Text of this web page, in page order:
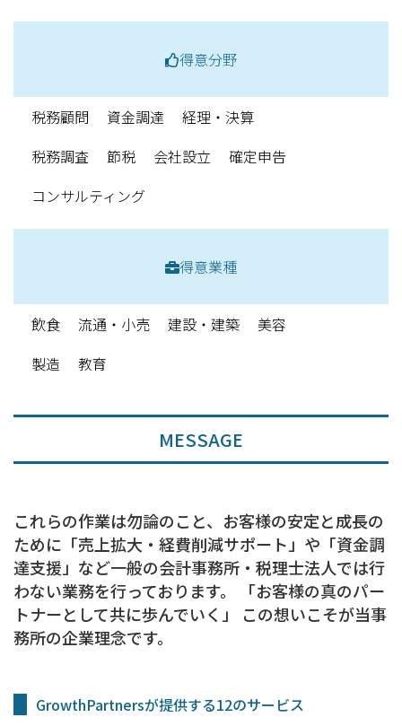
得意分野
税務顧問 資金調達
経理・決算
税務調査
節税 会社設立
確定申告
コンサルティング
得意業種
飲食 流通・小売 建設・建築
美容
製造
教育
MESSAGE
これらの作業は勿論のこと、お客様の安定と成長の
ために「売上拡大・経費削減サポート」や「資金調
達支援」など一般の会計事務所・税理士法人では行
わない業務を行っております。 「お客様の真のパー
トナーとして共に歩んでいく」 この想いこそが当事
務所の企業理念です。
GrowthPartnersが提供する12のサービス